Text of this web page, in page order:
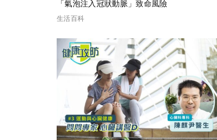
「氣泡注入冠狀動脈」致命風險
生活百科